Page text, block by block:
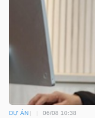
DỰ ÁN 06/08 10:38